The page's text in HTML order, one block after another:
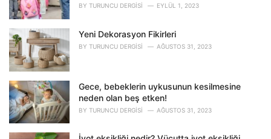
BY TURUNCU DERGISI EYLÜL 1, 2023
Yeni Dekorasyon Fikirleri
BY TURUNCU DERGISI AĞUSTOS 31, 2023
Gece, bebeklerin uykusunun kesilmesine
neden olan beş etken!
BY TURUNCU DERGISI AĞUSTOS 31, 2023